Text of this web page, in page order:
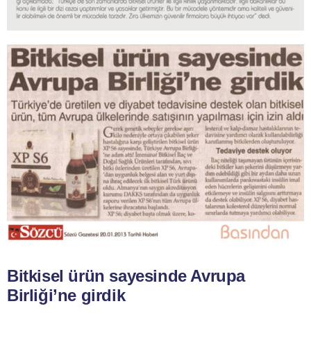
Bitkisel ürün sayesinde Avrupa
Birliği’ne girdik